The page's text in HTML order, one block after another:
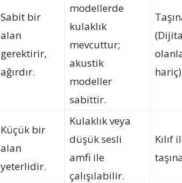
Sabit bir
alan
gerektirir,
ağırdır.
modellerde
kulaklık
mevcuttur;
akustik
modeller
sabittir.
Küçük bir
alan
yeterlidir.
Kulaklık veya
düşük sesli
amfi ile
çalışılabilir.
Kılıf